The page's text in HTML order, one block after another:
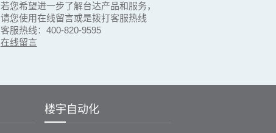
若您希望进一步了解台达产品和服务，
请您使用在线留言或是拨打客服热线
客服热线：400-820-9595
在线留言
楼宇自动化